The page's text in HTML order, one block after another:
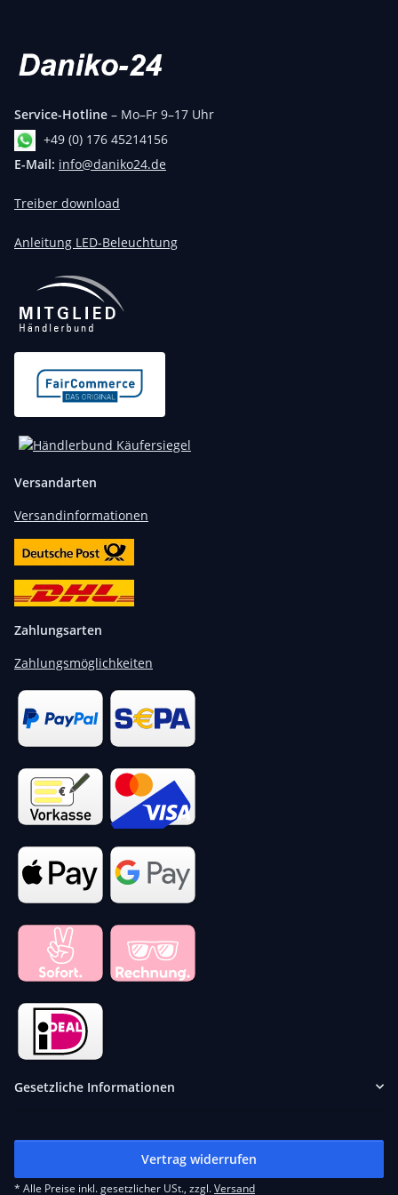
Service-Hotline – Mo–Fr 9–17 Uhr
+49 (0) 176 45214156
E-Mail: info@daniko24.de
Treiber download
Anleitung LED-Beleuchtung
Versandarten
Versandinformationen
Zahlungsarten
Zahlungsmöglichkeiten
Gesetzliche Informationen
Vertrag widerrufen
* Alle Preise inkl. gesetzlicher USt., zzgl.Versand